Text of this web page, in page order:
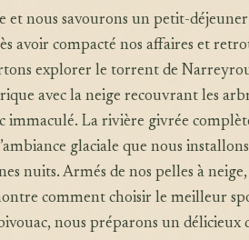
et nous savourons un petit-
avoir compacté nos affaires et
explorer le torrent de
avec la neige recouvrant les
immaculé. La rivière givrée complète
glaciale que nous
nuits. Armés de nos pelles à
comment choisir le meilleur
nous préparons un